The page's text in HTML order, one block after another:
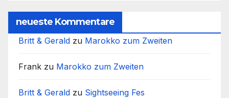
neueste Kommentare
Britt & Gerald zu Marokko zum Zweiten
Frank zu Marokko zum Zweiten
Britt & Gerald zu Sightseeing Fes